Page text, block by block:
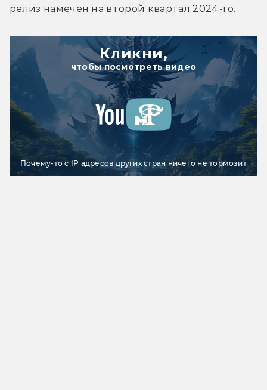
релиз намечен на второй квартал 2024-го.
Кликни,
чтобы посмотреть видео
Почему-то с IP адресов других стран ничего не тормозит